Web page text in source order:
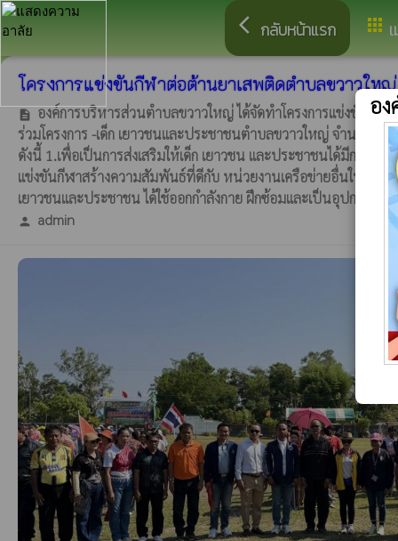
arrow_back_ios กลับหน้าแรก apps
โครงการแข่งขันกีฬาต่อต้านยาเสพติดตำบลขวาวใ
description องค์การบริหารส่วนตำบลขวาวใหญ่ ได้จัดทำโครงการแข่งขันกี
ร่วมโครงการ -เด็ก เยาวชนและประชาชนตำบลขวาวใหญ่ จำนวน
ดังนี้ 1.เพื่อเป็นการส่งเสริมให้เด็ก เยาวชน และประชาชนได้มีการอ
แข่งขันกีฬาสร้างความสัมพันธ์ที่ดีกับ หน่วยงานเครือข่ายอื่นในตำบ
เยาวชนและประชาชน ได้ใช้ออกกำลังกาย ฝึกซ้อมและเป็นอุปกรณ์กีฬ
person admin
อ